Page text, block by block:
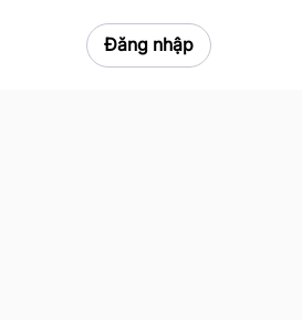
Đăng nhập